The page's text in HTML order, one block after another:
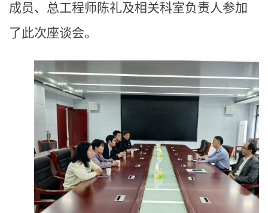
成员、总工程师陈礼及相关科室负责人参加
了此次座谈会。